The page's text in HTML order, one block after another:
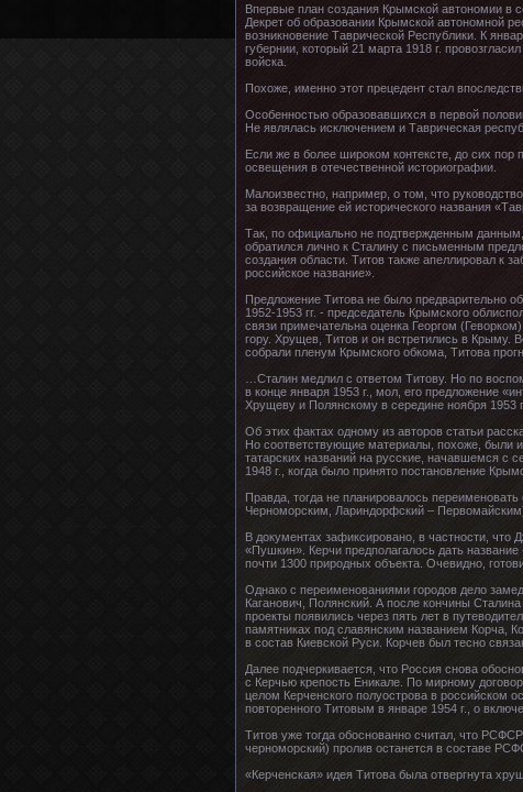
Впервые план создания Крымской автономии в
Декрет об образовании Крымской автономной
возникновение Таврической Республики. К
губернии, который 21 марта 1918 г.
войска.
Похоже, именно этот прецедент стал
Особенностью образовавшихся в первой
Не являлась исключением и Таврическая
Если же в более широком контексте, до сих
освещения в отечественной историографии.
Малоизвестно, например, о том, что
за возвращение ей исторического названия
Так, по официально не подтвержденным
обратился лично к Сталину с письменным
создания области. Титов также апеллировал к
российское название».
Предложение Титова не было предварительно
1952-1953 гг. - председатель Крымского
связи примечательна оценка Георгом
гору. Хрущев, Титов и он встретились в Крыму.
собрали пленум Крымского обкома, Титова
…Сталин медлил с ответом Титову. Но по
в конце января 1953 г., мол, его предложение
Хрущеву и Полянскому в середине ноября 1953
Об этих фактах одному из авторов статьи
Но соответствующие материалы, похоже, были
татарских названий на русские, начавшемся с
1948 г., когда было принято постановление
Правда, тогда не планировалось
Черноморским, Лариндорфский –
В документах зафиксировано, в частности,
«Пушкин». Керчи предполагалось дать
почти 1300 природных объекта. Очевидно,
Однако с переименованиями городов дело
Каганович, Полянский. А после кончины
проекты появились через пять лет в
памятниках под славянским названием Корча,
в состав Киевской Руси. Корчев был тесно
Далее подчеркивается, что Россия снова
с Керчью крепость Еникале. По мирному
целом Керченского полуострова в российском
повторенного Титовым в январе 1954 г., о
Титов уже тогда обоснованно считал, что
черноморский) пролив останется в составе
«Керченская» идея Титова была отвергнута